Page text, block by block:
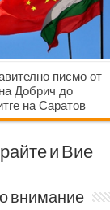
писмо от
Добрич до
на Саратов
и Вие
внимание